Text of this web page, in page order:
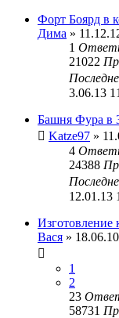
Форт Боярд в
Дима »
1
21022
3.06.13
Башня Фура в
Katze97 »
4
24388
12.01.13
Изготовление
Вася »
1
2
23
58731